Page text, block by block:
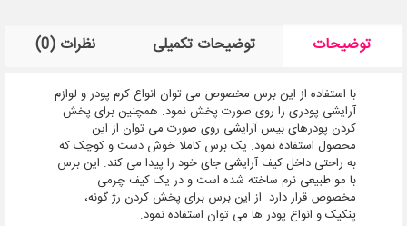
توضیحات توضیحات تکمیلی نظرات (0)
با استفاده از این برس مخصوص می توان انواع کرم پودر و لوازم
آرایشی پودری را روی صورت پخش نمود. همچنین برای پخش
کردن پودر‌های بیس آرایشی روی صورت می توان از این
محصول استفاده نمود. یک برس کاملا خوش دست و کوچک که
به راحتی داخل کیف آرایشی جای خود را پیدا می کند. این برس
با مو طبیعی نرم ساخته شده است و در یک کیف چرمی
مخصوص قرار دارد. از این برس برای پخش کردن رژ گونه،
پنکیک و انواع پودر ها می توان استفاده نمود.